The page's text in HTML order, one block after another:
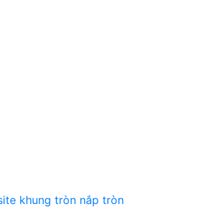
khung tròn nắp tròn